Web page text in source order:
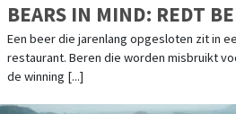
BEARS IN MIND: REDT
Een beer die jarenlang opgesloten zit in
restaurant. Beren die worden misbruikt
de winning [...]